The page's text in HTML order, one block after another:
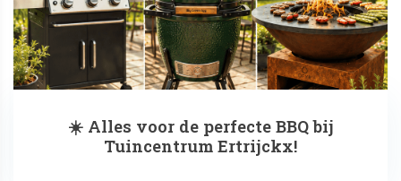
☀️ Alles voor de perfecte BBQ bij
Tuincentrum Ertrijckx!